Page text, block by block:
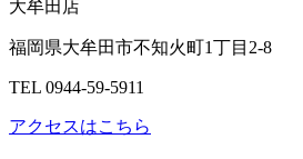
大牟田店
福岡県大牟田市不知火町1丁目2-8
TEL 0944-59-5911
アクセスはこちら